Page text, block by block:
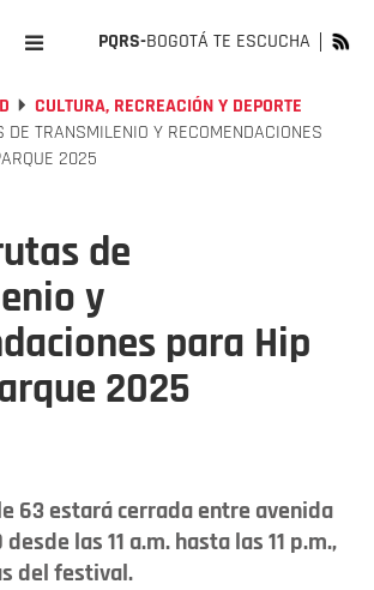
PQRS-BOGOTÁ TE ESCUCHA
CULTURA, RECREACIÓN Y DEPORTE
DE TRANSMILENIO Y RECOMENDACIONES
2025
de
y
para Hip
2025
63 estará cerrada entre avenida
las 11 a.m. hasta las 11 p.m.,
del festival.